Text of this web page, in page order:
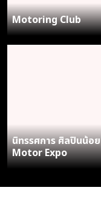
Motoring Club
นิทรรศการ ศิลปินน้อย
Motor Expo